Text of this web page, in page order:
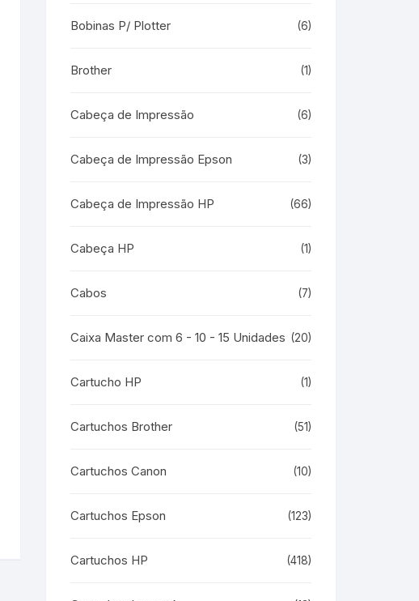
Bobinas P/ Plotter (6)
Brother (1)
Cabeça de Impressão (6)
Cabeça de Impressão Epson (3)
Cabeça de Impressão HP (66)
Cabeça HP (1)
Cabos (7)
Caixa Master com 6 - 10 - 15 Unidades (20)
Cartucho HP (1)
Cartuchos Brother (51)
Cartuchos Canon (10)
Cartuchos Epson (123)
Cartuchos HP (418)